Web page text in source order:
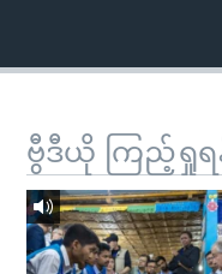
ဗွီဒီယို ကြည့်ရှုရ